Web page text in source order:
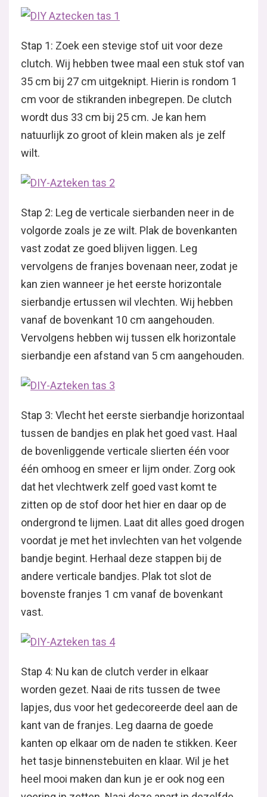
Stap 1: Zoek een stevige stof uit voor deze
clutch. Wij hebben twee maal een stuk stof van
35 cm bij 27 cm uitgeknipt. Hierin is rondom 1
cm voor de stikranden inbegrepen. De clutch
wordt dus 33 cm bij 25 cm. Je kan hem
natuurlijk zo groot of klein maken als je zelf
wilt.
Stap 2: Leg de verticale sierbanden neer in de
volgorde zoals je ze wilt. Plak de bovenkanten
vast zodat ze goed blijven liggen. Leg
vervolgens de franjes bovenaan neer, zodat je
kan zien wanneer je het eerste horizontale
sierbandje ertussen wil vlechten. Wij hebben
vanaf de bovenkant 10 cm aangehouden.
Vervolgens hebben wij tussen elk horizontale
sierbandje een afstand van 5 cm aangehouden.
Stap 3: Vlecht het eerste sierbandje horizontaal
tussen de bandjes en plak het goed vast. Haal
de bovenliggende verticale slierten één voor
één omhoog en smeer er lijm onder. Zorg ook
dat het vlechtwerk zelf goed vast komt te
zitten op de stof door het hier en daar op de
ondergrond te lijmen. Laat dit alles goed drogen
voordat je met het invlechten van het volgende
bandje begint. Herhaal deze stappen bij de
andere verticale bandjes. Plak tot slot de
bovenste franjes 1 cm vanaf de bovenkant
vast.
Stap 4: Nu kan de clutch verder in elkaar
worden gezet. Naai de rits tussen de twee
lapjes, dus voor het gedecoreerde deel aan de
kant van de franjes. Leg daarna de goede
kanten op elkaar om de naden te stikken. Keer
het tasje binnenstebuiten en klaar. Wil je het
heel mooi maken dan kun je er ook nog een